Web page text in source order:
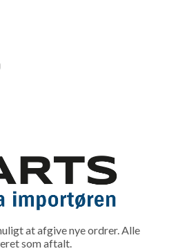
at afgive nye ordrer. Alle
som aftalt.